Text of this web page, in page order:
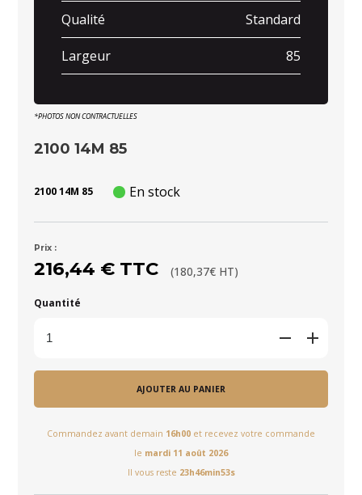
Qualité Standard
Largeur 85
*PHOTOS NON CONTRACTUELLES
2100 14M 85
2100 14M 85 En stock
Prix :
216,44 € TTC (180,37€ HT)
Quantité
AJOUTER AU PANIER
Commandez avant demain 16h00 et recevez votre commande
le mardi 11 août 2026
Il vous reste 23h46min53s